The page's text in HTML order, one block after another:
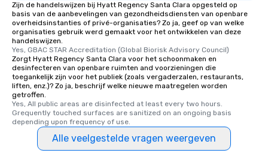
Zijn de handelswijzen bij Hyatt Regency Santa Clara opgesteld op
basis van de aanbevelingen van gezondheidsdiensten van openbare
overheidsinstanties of privé-organisaties? Zo ja, geef op van welke
organisaties gebruik werd gemaakt voor het ontwikkelen van deze
handelswijzen.
Yes, GBAC STAR Accreditation (Global Biorisk Advisory Council)
Zorgt Hyatt Regency Santa Clara voor het schoonmaken en
desinfecteren van openbare ruimten and voorzieningen die
toegankelijk zijn voor het publiek (zoals vergaderzalen, restaurants,
liften, enz.)? Zo ja, beschrijf welke nieuwe maatregelen worden
getroffen.
Yes, All public areas are disinfected at least every two hours.
Grequently touched surfaces are sanitized on an ongoing basis
depending upon frequency of use.
Alle veelgestelde vragen weergeven